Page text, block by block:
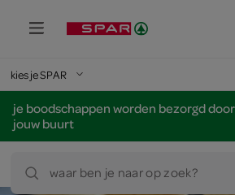
kies je SPAR
je boodschappen worden bezorgd door
jouw buurt
waar ben je naar op zoek?